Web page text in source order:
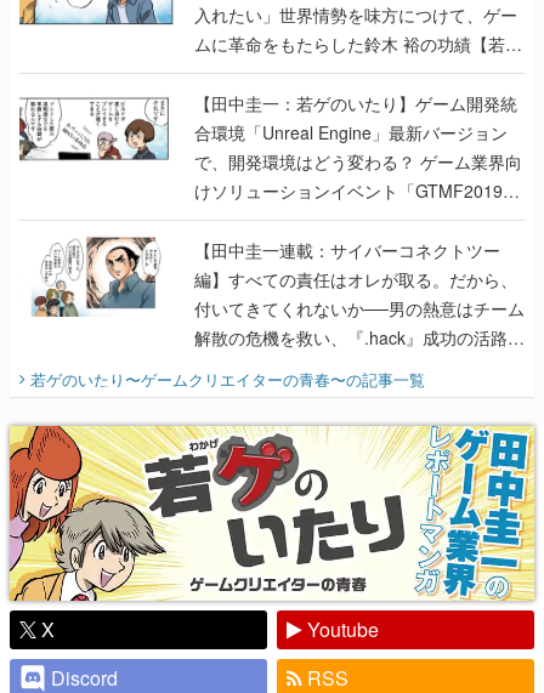
入れたい」世界情勢を味方につけて、ゲー
ムに革命をもたらした鈴木 裕の功績【若ゲ
のいたり】
【田中圭一：若ゲのいたり】ゲーム開発統
合環境「Unreal Engine」最新バージョン
で、開発環境はどう変わる？ ゲーム業界向
けソリューションイベント「GTMF2019」
に行って、より理解を深めよう【PR】
【田中圭一連載：サイバーコネクトツー
編】すべての責任はオレが取る。だから、
付いてきてくれないか──男の熱意はチーム
解散の危機を救い、『.hack』成功の活路を
『少年ジャンプ』色だった【若ゲのいた
り】
若ゲのいたり〜ゲームクリエイターの青春〜の記事一覧
X
Youtube
Discord
RSS